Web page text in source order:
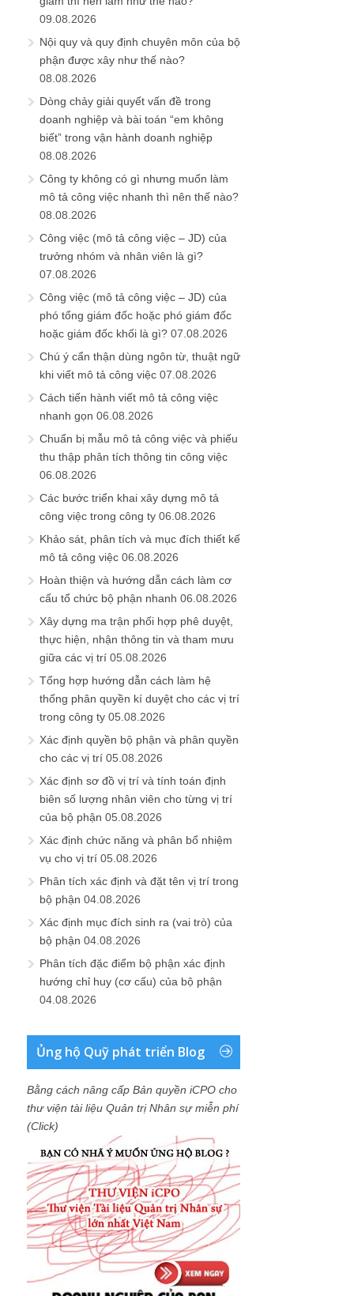
09.08.2026
Nội quy và quy định chuyên môn của bộ
phận được xây như thế nào?
08.08.2026
Dòng chảy giải quyết vấn đề trong
doanh nghiệp và bài toán “em không
biết” trong vận hành doanh nghiệp
08.08.2026
Công ty không có gì nhưng muốn làm
mô tả công việc nhanh thì nên thế nào?
08.08.2026
Công việc (mô tả công việc – JD) của
trưởng nhóm và nhân viên là gì?
07.08.2026
Công việc (mô tả công việc – JD) của
phó tổng giám đốc hoặc phó giám đốc
hoặc giám đốc khối là gì? 07.08.2026
Chú ý cẩn thận dùng ngôn từ, thuật ngữ
khi viết mô tả công việc 07.08.2026
Cách tiến hành viết mô tả công việc
nhanh gọn 06.08.2026
Chuẩn bị mẫu mô tả công việc và phiếu
thu thập phân tích thông tin công việc
06.08.2026
Các bước triển khai xây dựng mô tả
công việc trong công ty 06.08.2026
Khảo sát, phân tích và mục đích thiết kế
mô tả công việc 06.08.2026
Hoàn thiện và hướng dẫn cách làm cơ
cấu tổ chức bộ phận nhanh 06.08.2026
Xây dựng ma trận phối hợp phê duyệt,
thực hiện, nhận thông tin và tham mưu
giữa các vị trí 05.08.2026
Tổng hợp hướng dẫn cách làm hệ
thống phân quyền kí duyệt cho các vị trí
trong công ty 05.08.2026
Xác định quyền bộ phận và phân quyền
cho các vị trí 05.08.2026
Xác định sơ đồ vị trí và tính toán định
biên số lượng nhân viên cho từng vị trí
của bộ phận 05.08.2026
Xác định chức năng và phân bổ nhiệm
vụ cho vị trí 05.08.2026
Phân tích xác định và đặt tên vị trí trong
bộ phận 04.08.2026
Xác định mục đích sinh ra (vai trò) của
bộ phận 04.08.2026
Phân tích đặc điểm bộ phận xác định
hướng chỉ huy (cơ cấu) của bộ phận
04.08.2026
Ủng hộ Quỹ phát triển Blog
Bằng cách nâng cấp Bản quyền iCPO cho
thư viện tài liệu Quản trị Nhân sự miễn phí
(Click)